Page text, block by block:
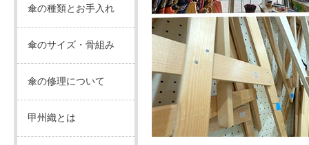
傘の種類とお手入れ
傘のサイズ・骨組み
傘の修理について
甲州織とは